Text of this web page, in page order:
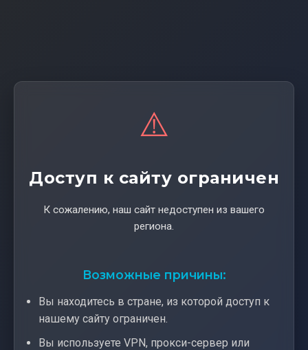
⚠️
Доступ к сайту ограничен
К сожалению, наш сайт недоступен из вашего
региона.
Возможные причины:
Вы находитесь в стране, из которой доступ к
нашему сайту ограничен.
Вы используете VPN, прокси-сервер или